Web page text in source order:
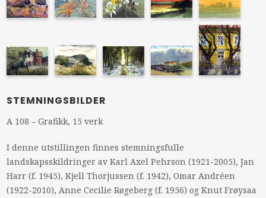
STEMNINGSBILDER
A 108 – Grafikk, 15 verk
I denne utstillingen finnes stemningsfulle
landskapsskildringer av Karl Axel Pehrson (1921-2005), Jan
Harr (f. 1945), Kjell Thorjussen (f. 1942), Omar Andréen
(1922-2010), Anne Cecilie Røgeberg (f. 1956) og Knut Frøysaa